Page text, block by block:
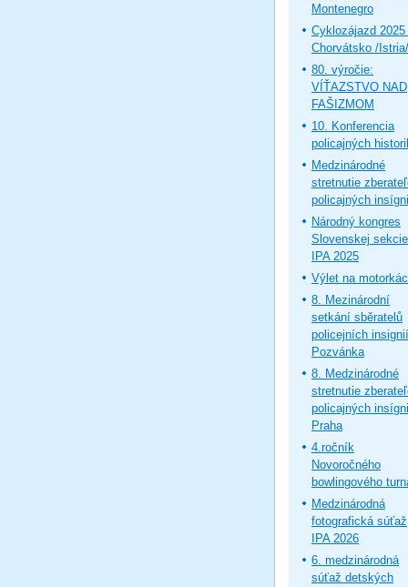
Montenegro
Cyklozájazd 2025
Chorvátsko /Istria/
80. výročie:
VÍŤAZSTVO NAD
FAŠIZMOM
10. Konferencia
policajných
Medzinárodné
stretnutie
policajných
Národný kongres
Slovenskej sekcie
IPA 2025
Výlet na
8. Mezinárodní
setkání sběratelů
policejních
Pozvánka
8. Medzinárodné
stretnutie
policajných
Praha
4.ročník
Novoročného
bowlingového
Medzinárodná
fotografická súťaž
IPA 2026
6. medzinárodná
súťaž detských